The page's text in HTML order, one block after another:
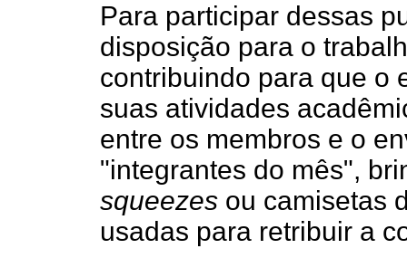
Para participar dessas
disposição para o
contribuindo para que o
suas atividades
entre os membros e o
"integrantes do mês",
squeezes ou camisetas
usadas para retribuir a